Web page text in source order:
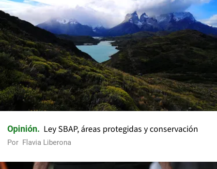
Opinión Ley SBAP, áreas protegidas y conservación
Por Flavia Liberona